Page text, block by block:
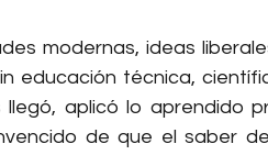
modernas, ideas
educación técnica,
aplicó lo aprendido
de que el saber